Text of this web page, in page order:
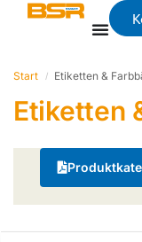
Start / Etiketten &
Etiketten